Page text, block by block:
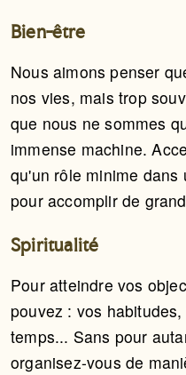
Bien-être
Nous aimons penser
nos vies, mais trop
que nous ne sommes
immense machine.
qu'un rôle minime dans
pour accomplir de
Spiritualité
Pour atteindre vos
pouvez : vos
temps... Sans pour
organisez-vous de